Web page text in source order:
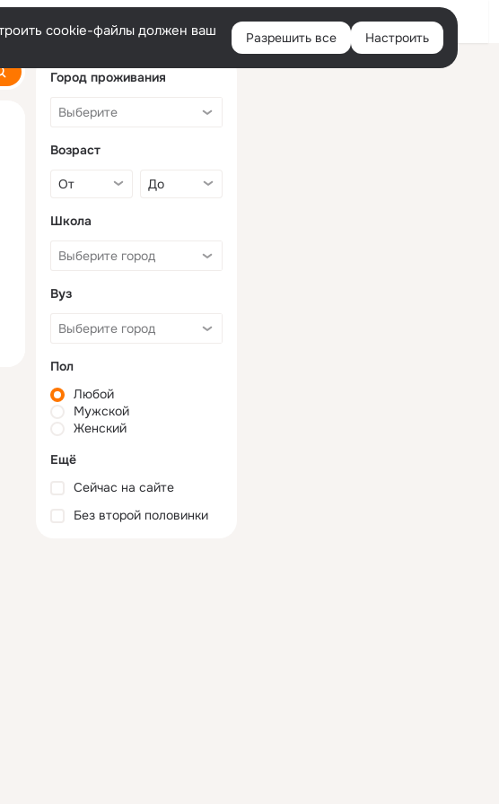
Войти
cookie-файлы должен ваш
Разрешить все Настроить
Город проживания
Возраст
Школа
Вуз
Пол
Любой
Мужской
Женский
Ещё
Сейчас на сайте
Без второй половинки